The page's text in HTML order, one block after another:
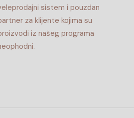
sistem i pouzdan
za klijente kojima su
iz našeg programa